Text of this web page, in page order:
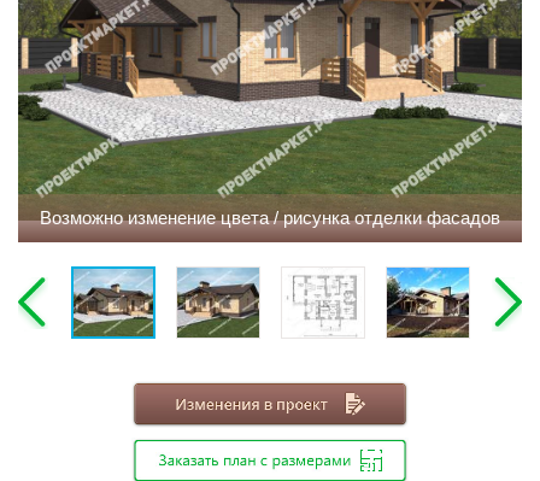
Этажность
Одноэтажные
Двухэтажные
Мансарда
Габариты
8х8
8х9
8х10
8х11
Возможно изменение цвета / рисунка отделки фасадов